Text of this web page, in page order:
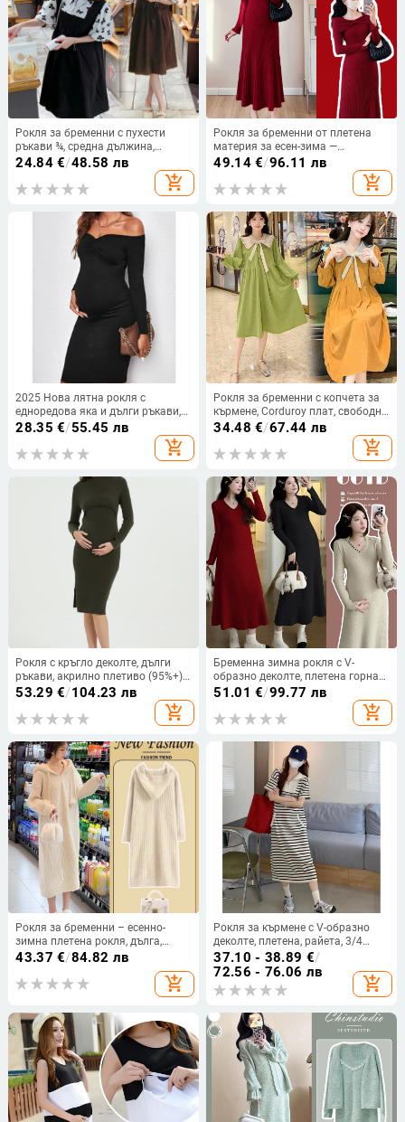
Рокля за бременни с пухести
ръкави ¾, средна дължина,
тюлена пола, полиестрова
24.84€/48.58 лв
add_shopping_cart
Рокля за бременни от плетена
материя за есен-зима —
елегантна, стройна силуета,
49.14€/96.11 лв
add_shopping_cart
2025 Нова лятна рокля с
едноредова яка и дълги ръкави,
плисирана и с открити рамене
28.35 €/55.45 лв
add_shopping_cart
Рокля за бременни с копчета за
кърмене, Corduroy плат, свободна
кройка A-линия, средна дължина,
34.48 €/67.44 лв
add_shopping_cart
Рокля с кръгло деколте, дълги
ръкави, акрилно плетиво (95%+),
средна дължина, прорез за
53.29 €/104.23 лв
add_shopping_cart
Бременна зимна рокля с V-
образно деколте, плетена горна
част, топла и стилна за
51.01 €/99.77 лв
add_shopping_cart
Рокля за бременни – есенно-
зимна плетена рокля, дълга,
ръкави 3/4, стандартна яка,
43.37 €/84.82 лв
add_shopping_cart
Рокля за кърмене с V-образно
деколте, плетена, райета, 3/4
ръкав, миди дължина, с отвор за
кърмене (V-образно деколте; 3/4
ръкав; плетена материя; райета;
отвор за кърмене)
37.10 - 38.89 €/
72.56 - 76.06 лв
add_shopping_cart